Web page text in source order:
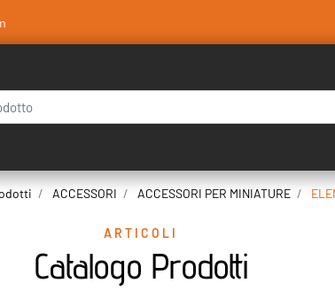
un filtro aggiorna automaticamente gli altri filtri disponibili.
ACCESSORI ACCESSORI PER MINIATURE
ARTICOLI
Catalogo Prodotti